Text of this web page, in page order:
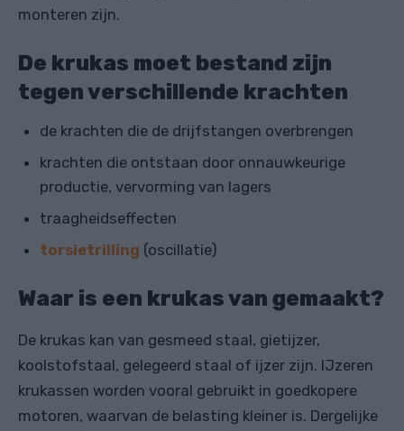
monteren zijn.
De krukas moet bestand zijn
tegen verschillende krachten
de krachten die de drijfstangen overbrengen
krachten die ontstaan ​​door onnauwkeurige
productie, vervorming van lagers
traagheidseffecten
torsietrilling (oscillatie)
Waar is een krukas van gemaakt?
De krukas kan van gesmeed staal, gietijzer,
koolstofstaal, gelegeerd staal of ijzer zijn. IJzeren
krukassen worden vooral gebruikt in goedkopere
motoren, waarvan de belasting kleiner is. Dergelijke